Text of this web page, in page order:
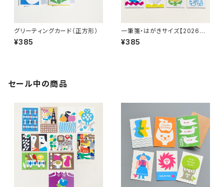
グリーティングカード（正方形）
¥385
一筆箋・はがきサイズ【2026新
作あり】
¥385
セール中の商品